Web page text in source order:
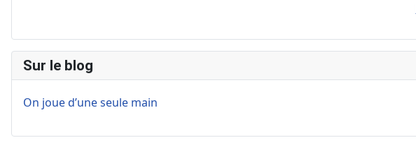
Sur le blog
On joue d’une seule main